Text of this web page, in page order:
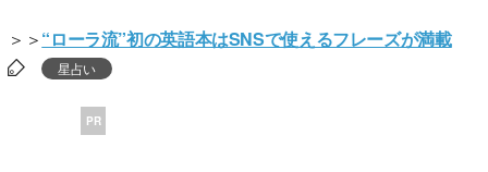
＞＞“ローラ流”初の英語本はSNSで使えるフレーズが満載
星占い
PR